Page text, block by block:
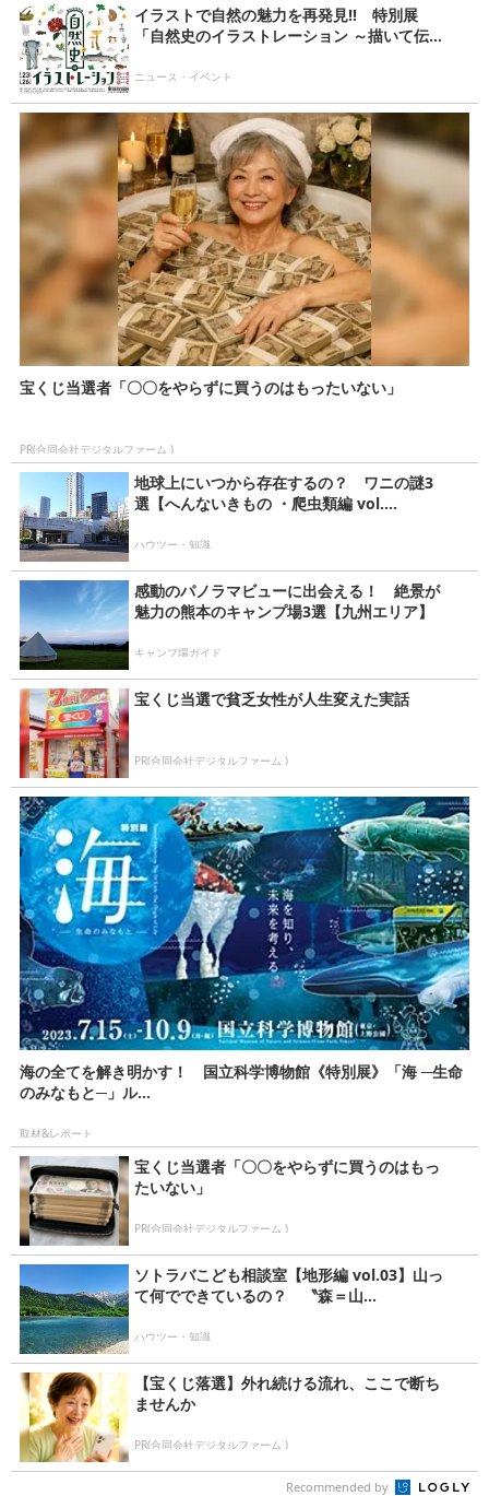
イラストで自然の魅力を再発見!! 特別展
「自然史のイラストレーション ～描いて伝...
ニュース・イベント
宝くじ当選者「〇〇をやらずに買うのはもったいない」
PR(合同会社デジタルファーム )
地球上にいつから存在するの？ ワニの謎3
選【へんないきもの ・爬虫類編 vol....
ハウツー・知識
感動のパノラマビューに出会える！ 絶景が
魅力の熊本のキャンプ場3選【九州エリア】
キャンプ場ガイド
宝くじ当選で貧乏女性が人生変えた実話
PR(合同会社デジタルファーム )
海の全てを解き明かす！ 国立科学博物館《特別展》「海 ─生命
のみなもと─」ル...
取材&レポート
宝くじ当選者「〇〇をやらずに買うのはもっ
たいない」
PR(合同会社デジタルファーム )
ソトラバこども相談室【地形編 vol.03】山っ
て何でできているの？ 〝森＝山...
ハウツー・知識
【宝くじ落選】外れ続ける流れ、ここで断ち
ませんか
PR(合同会社デジタルファーム )
Recommended by